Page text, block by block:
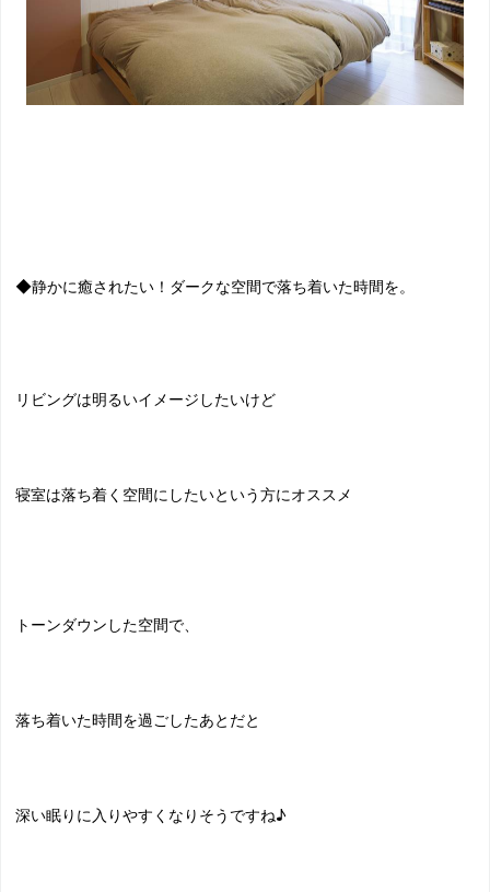
◆静かに癒されたい！ダークな空間で落ち着いた時間を。
リビングは明るいイメージしたいけど
寝室は落ち着く空間にしたいという方にオススメ
トーンダウンした空間で、
落ち着いた時間を過ごしたあとだと
深い眠りに入りやすくなりそうですね♪